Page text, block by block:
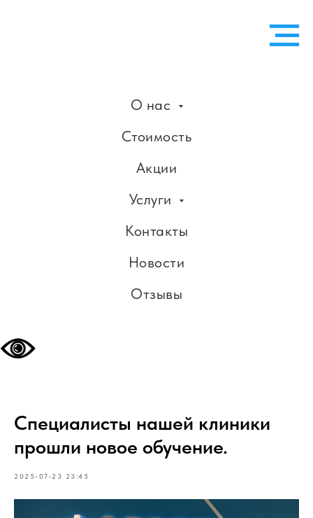
О нас
Стоимость
Акции
Услуги
Контакты
Новости
Отзывы
Специалисты нашей клиники
прошли новое обучение.
2025-07-23 23:45